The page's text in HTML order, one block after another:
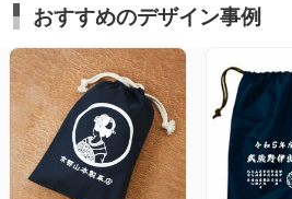
おすすめのデザイン事例